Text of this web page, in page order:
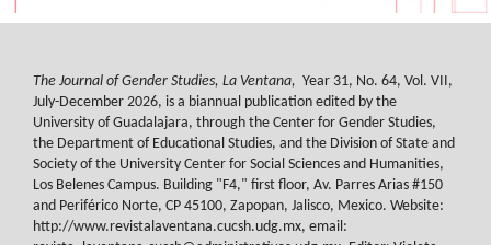
The Journal of Gender Studies, La Ventana, Year 31, No. 64, Vol. VII,
July-December 2026, is a biannual publication edited by the
University of Guadalajara, through the Center for Gender Studies,
the Department of Educational Studies, and the Division of State and
Society of the University Center for Social Sciences and Humanities,
Los Belenes Campus. Building "F4," first floor, Av. Parres Arias #150
and Periférico Norte, CP 45100, Zapopan, Jalisco, Mexico. Website:
http://www.revistalaventana.cucsh.udg.mx, email: